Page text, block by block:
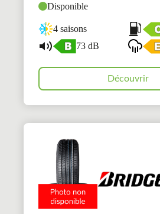
Disponible
4 saisons
73 dB
Découvrir